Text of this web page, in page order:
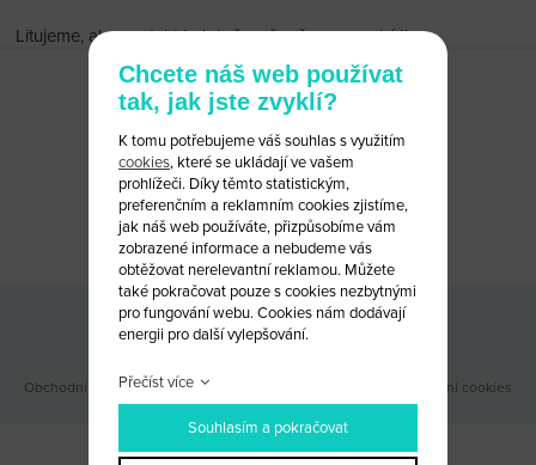
Litujeme, ale produkt byl dočasně vyřazen z nabídky.
CHCETE PORADIT?NAPIŠTE NÁM
Odběr novinek
Obchodní podmínky| Webové stránky ©2026 PANKREA Nastavení cookies
Chcete náš web používat
tak, jak jste zvyklí?
K tomu potřebujeme váš souhlas s využitím
cookies, které se ukládají ve vašem
prohlížeči. Díky těmto statistickým,
preferenčním a reklamním cookies zjistíme,
jak náš web používáte, přizpůsobíme vám
zobrazené informace a nebudeme vás
obtěžovat nerelevantní reklamou. Můžete
také pokračovat pouze s cookies nezbytnými
pro fungování webu. Cookies nám dodávají
energii pro další vylepšování.
Přečíst více
Souhlasím a pokračovat